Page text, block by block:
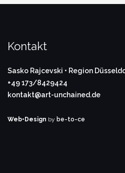
Kontakt
Sasko Rajcevski • Region
+49 173/8429424
kontakt@art-unchained.de
Web•Design by be-to-ce